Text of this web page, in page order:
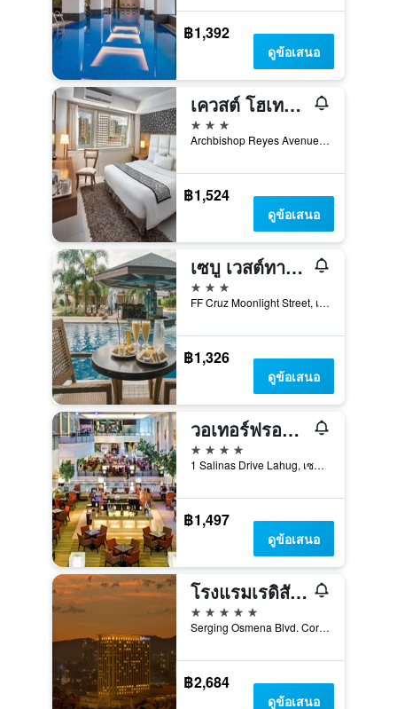
฿1,392
ดูข้อเสนอ
เควสต์ โฮเทลแอนด์คอนเฟอเรนซ์ เซ็นเตอร์
3 ดาว
Archbishop Reyes Avenue, เซบู, ฟิลิปปินส์
฿1,524
ดูข้อเสนอ
เซบู เวสต์ทาวน์ ลากูน - เซาท์วิง
3 ดาว
FF Cruz Moonlight Street, เซบู, ฟิลิปปินส์
฿1,326
ดูข้อเสนอ
วอเทอร์ฟรอนท์ เซบูซิตี้ โฮเทลแอนด์คาสิโน
4 ดาว
1 Salinas Drive Lahug, เซบู, ฟิลิปปินส์
฿1,497
ดูข้อเสนอ
โรงแรมเรดิสัน บลู เซบู
5 ดาว
Serging Osmena Blvd. Cor Juan Luna Avenue, 400, เซบู, ฟิลิปปินส์
฿2,684
ดูข้อเสนอ